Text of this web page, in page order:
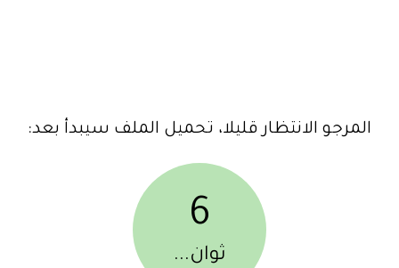
المرجو الانتظار قليلا، تحميل الملف سيبدأ بعد:
6
ثوان...